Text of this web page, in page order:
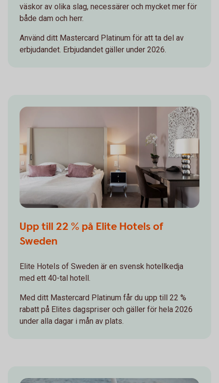
väskor av olika slag, necessärer och mycket mer för
både dam och herr.
Använd ditt Mastercard Platinum för att ta del av
erbjudandet. Erbjudandet gäller under 2026.
Upp till 22 % på Elite Hotels of
Sweden
Elite Hotels of Sweden är en svensk hotellkedja
med ett 40-tal hotell.
Med ditt Mastercard Platinum får du upp till 22 %
rabatt på Elites dagspriser och gäller för hela 2026
under alla dagar i mån av plats.